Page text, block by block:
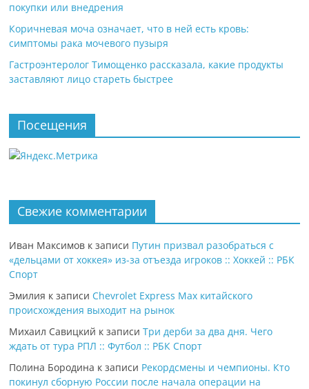
покупки или внедрения
Коричневая моча означает, что в ней есть кровь:
симптомы рака мочевого пузыря
Гастроэнтеролог Тимощенко рассказала, какие продукты
заставляют лицо стареть быстрее
Посещения
Свежие комментарии
Иван Максимов к записи Путин призвал разобраться с
«дельцами от хоккея» из-за отъезда игроков :: Хоккей :: РБК
Спорт
Эмилия к записи Chevrolet Express Max китайского
происхождения выходит на рынок
Михаил Савицкий к записиТри дерби за два дня. Чего
ждать от тура РПЛ :: Футбол :: РБК Спорт
Полина Бородина к записи Рекордсмены и чемпионы. Кто
покинул сборную России после начала операции на